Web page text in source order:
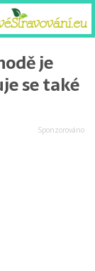
je
se také